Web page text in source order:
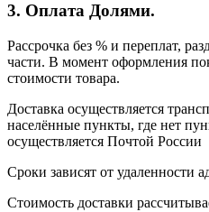
3. Оплата Долями.
Рассрочка без % и переплат,
части. В момент оформления
стоимости товара.
Доставка осуществляется
населённые пункты, где нет
осуществляется Почтой России
Сроки зависят от удаленности
Стоимость доставки